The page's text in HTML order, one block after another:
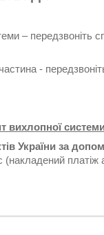
– передзвоніть
-
вихлопної
України за
платіж